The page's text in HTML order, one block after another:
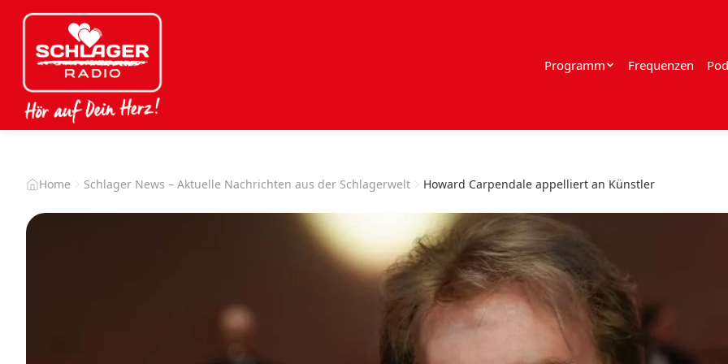
Programm Frequenzen
Home Schlager News – Aktuelle Nachrichten aus der Schlagerwelt Howard Carpendale appelliert an Künstler